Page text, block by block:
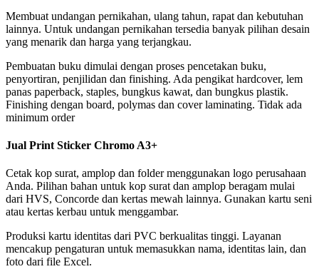
Membuat undangan pernikahan, ulang tahun, rapat dan kebutuhan
lainnya. Untuk undangan pernikahan tersedia banyak pilihan desain
yang menarik dan harga yang terjangkau.
Pembuatan buku dimulai dengan proses pencetakan buku,
penyortiran, penjilidan dan finishing. Ada pengikat hardcover, lem
panas paperback, staples, bungkus kawat, dan bungkus plastik.
Finishing dengan board, polymas dan cover laminating. Tidak ada
minimum order
Jual Print Sticker Chromo A3+
Cetak kop surat, amplop dan folder menggunakan logo perusahaan
Anda. Pilihan bahan untuk kop surat dan amplop beragam mulai
dari HVS, Concorde dan kertas mewah lainnya. Gunakan kartu seni
atau kertas kerbau untuk menggambar.
Produksi kartu identitas dari PVC berkualitas tinggi. Layanan
mencakup pengaturan untuk memasukkan nama, identitas lain, dan
foto dari file Excel.